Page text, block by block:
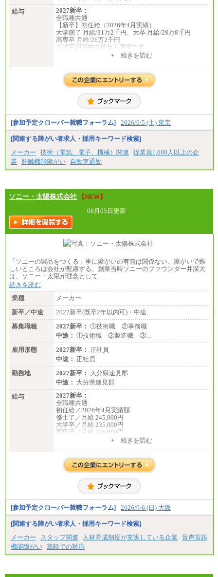
給与
2027新卒：
全職種共通
【新卒】初任給（2026年4月実績）
大学院了 月給/31万2千円、大卒 月給/28万8千円
高専卒 月給/26万2千円
※試用期間中の給与も同様です
【中途】月給19万8千円～
※勤務地によって異なります。
※経験やスキルを考慮し、規定により決定します。
+ 続きを読む
[参加予定クローバー就職フォーラム] 2026/9/5 (土) 東京
[関連する障がい者求人・採用キーワード検索]
メーカー
技術（電気、電子、機械）関連
従業員1,000人以上の企
業
肝臓機能障がい 自動車通勤
ソニー・太陽株式会社
【NEW】
08月05日更新
「ソニーの製品をつくる」事に障がいの有無は関係ない、障がいで難
しいところは会社が配慮する。創業当時ソニーのファウンダー井深大
は、ソニー・太陽が理念として…
続きを読む
業種
メーカー
新卒／中途
2027新卒(既卒2年以内可)・中途
募集職種
2027新卒： ①技術職 ②事務職
中途： ①技術職 ②製造職 ③…
雇用形態
2027新卒： 正社員
中途： 正社員
勤務地
2027新卒： 大分県速見郡
中途： 大分県速見郡
給与
2027新卒：
全職種共通
初任給／2026年4月実績額
修士了／月給 245,000円
大学卒／月給 235,000円
高専卒／月給 225,000円
短大卒／月給 210,000円
※試用期間中も給与に変更はございません
※博士課程修了者は修士卒の金額を最低額とし、経
験・能力を考慮のうえ、当社規程に基づき決定いた
月給200,000円～350,000円
基本給は能力、過去の職歴を考慮の上、当社規定に
基づき決定します。
※試用期間中も給与に変更はございません
+ 続きを読む
[参加予定クローバー就職フォーラム] 2026/9/6 (日) 大阪
[関連する障がい者求人・採用キーワード検索]
メーカー
スタッフ関連 人材育成制度が充実している企業
音声言語
機能障がい 筆談での対応